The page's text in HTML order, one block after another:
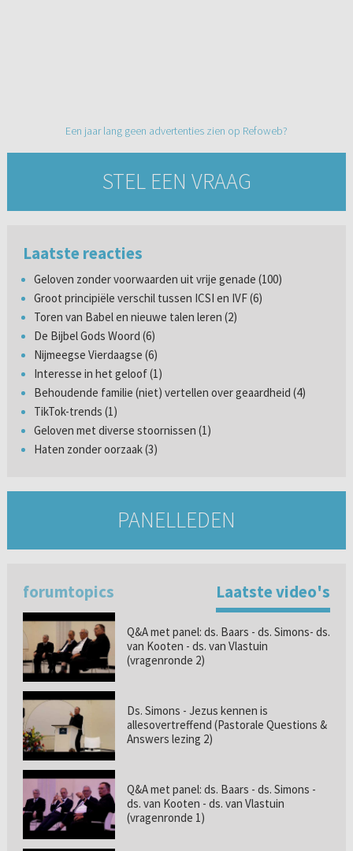
Een jaar lang geen advertenties zien op Refoweb?
STEL EEN VRAAG
Laatste reacties
Geloven zonder voorwaarden uit vrije genade (100)
Groot principiële verschil tussen ICSI en IVF (6)
Toren van Babel en nieuwe talen leren (2)
De Bijbel Gods Woord (6)
Nijmeegse Vierdaagse (6)
Interesse in het geloof (1)
Behoudende familie (niet) vertellen over geaardheid (4)
TikTok-trends (1)
Geloven met diverse stoornissen (1)
Haten zonder oorzaak (3)
PANELLEDEN
forumtopics Laatste video's
Q&A met panel: ds. Baars - ds. Simons- ds.
van Kooten - ds. van Vlastuin
(vragenronde 2)
Ds. Simons - Jezus kennen is
allesovertreffend (Pastorale Questions &
Answers lezing 2)
Q&A met panel: ds. Baars - ds. Simons -
ds. van Kooten - ds. van Vlastuin
(vragenronde 1)